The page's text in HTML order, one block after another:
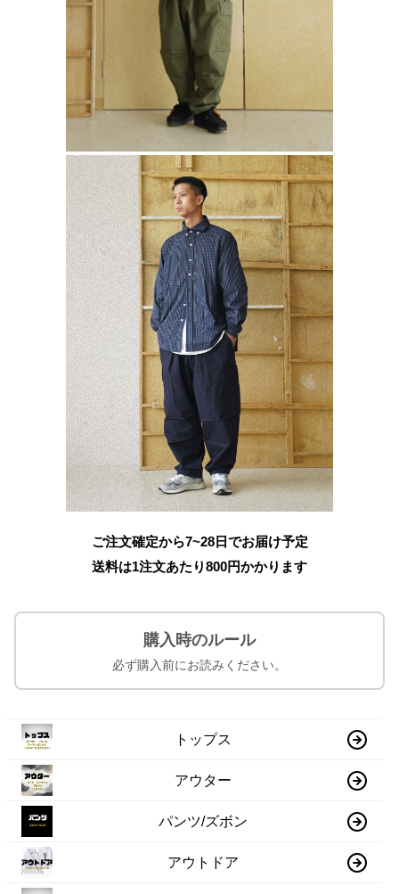
ご注文確定から7~28日でお届け予定
送料は1注文あたり800円かかります
購入時のルール
必ず購入前にお読みください。
トップス
アウター
パンツ/ズボン
アウトドア